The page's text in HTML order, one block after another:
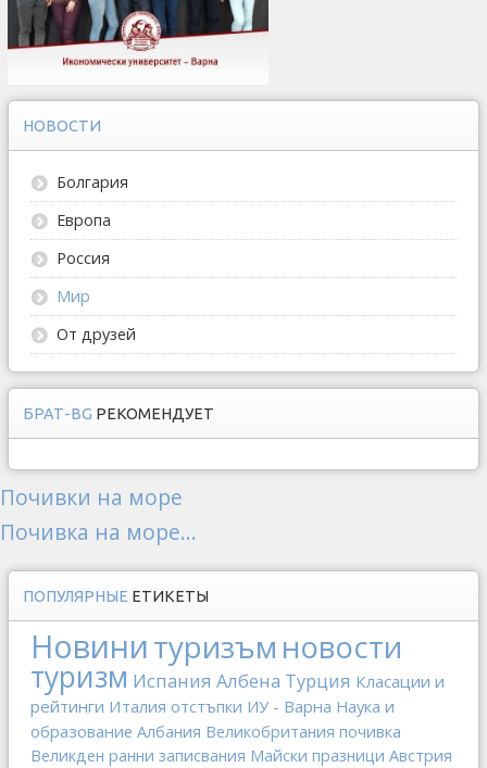
НОВОСТИ
Болгария
Европа
Россия
Мир
От друзей
БРАТ-BG РЕКОМЕНДУЕТ
Почивки на море
Почивка на море...
ПОПУЛЯРНЫЕ ЕТИКЕТЫ
Новинитуризъм новости
туризм Испания Албена Турция Класации и
рейтинги Италия отстъпки ИУ - Варна Наука и
образование Албания Великобритания почивка
Великден ранни записвания Майски празници Австрия